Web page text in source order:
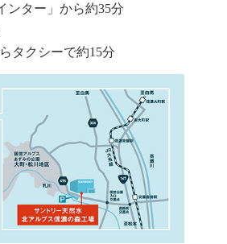
ンター」から約35分
タクシーで約15分